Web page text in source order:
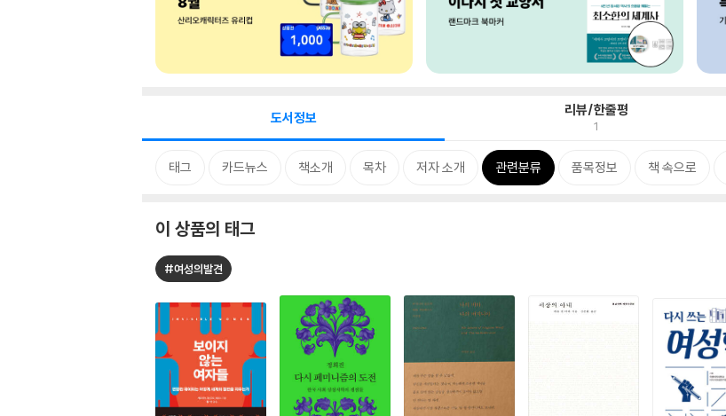
도서정보 리뷰/한줄평
1
태그 카드뉴스 책소개 목차 저자 소개 관련분류 품목정보 책 속으로
이 상품의 태그
#여성의발견